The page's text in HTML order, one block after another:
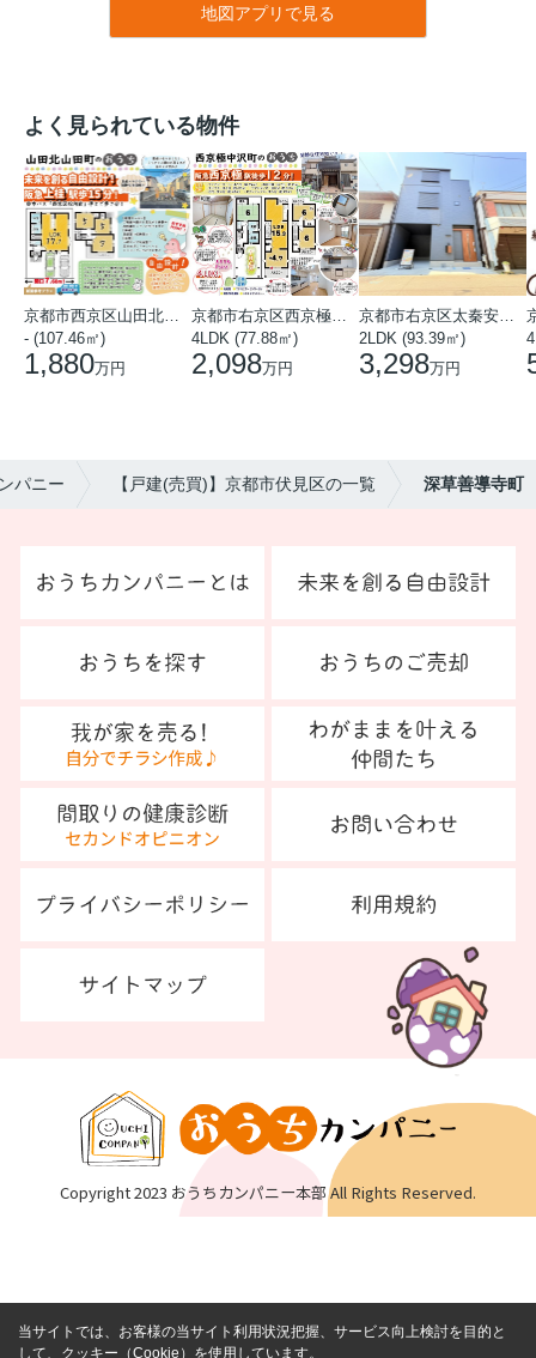
地図アプリで見る
よく見られている物件
京都市西京区山田北山田町
- (107.46㎡)
1,880万円
京都市右京区西京極中沢町
4LDK (77.88㎡)
2,098万円
京都市右京区太秦安井藤ノ木町
2LDK (93.39㎡)
3,298万円
パニー 【戸建(売買)】京都市伏見区の一覧 深草善導寺町
Copyright 2023 おうちカンパニー本部 All Rights Reserved.
当サイトでは、お客様の当サイト利用状況把握、サービス向上検討を目的と
して、クッキー（Cookie）を使用しています。